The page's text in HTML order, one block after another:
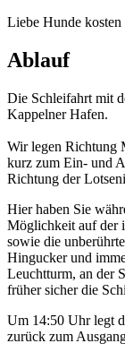
Liebe Hunde
Ablauf
Die Schleifahrt mit
Kappelner Hafen.
Wir legen Richtung
kurz zum Ein- und
Richtung der
Hier haben Sie
Möglichkeit auf der
sowie die
Hingucker und
Leuchtturm, an der
früher sicher die
Um 14:50 Uhr legt
zurück zum